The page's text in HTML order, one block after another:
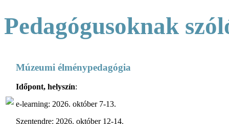
Pedagógusoknak
Múzeumi élménypedagógia
Időpont, helyszín:
e-learning: 2026. október 7-13.
Szentendre: 2026. október 12-14.